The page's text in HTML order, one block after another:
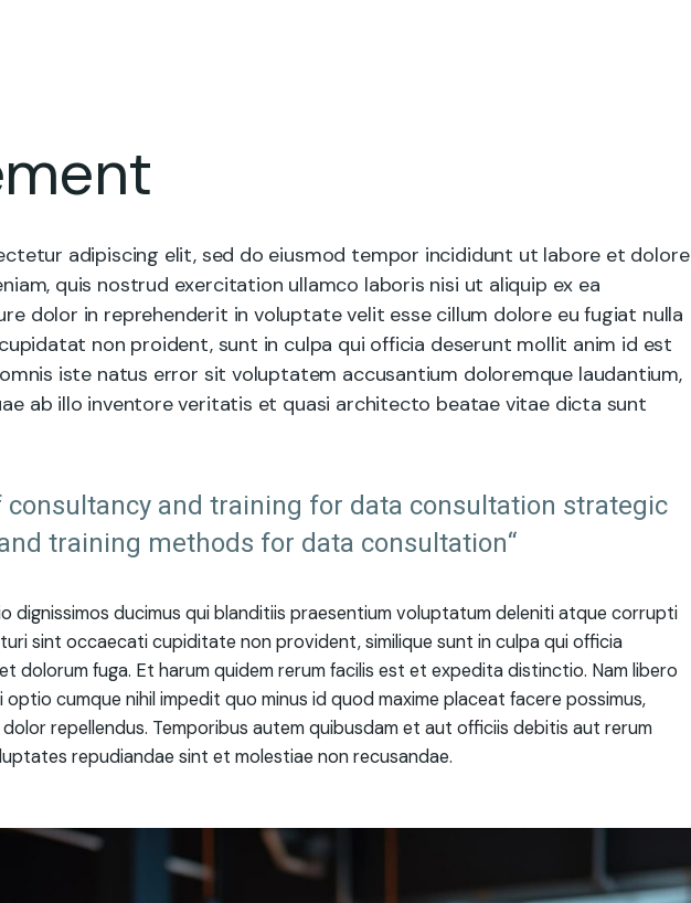
adipiscing elit, sed do eiusmod tempor incididunt ut labore et dolore
quis nostrud exercitation ullamco laboris nisi ut aliquip ex ea
dolor in reprehenderit in voluptate velit esse cillum dolore eu fugiat nulla
non proident, sunt in culpa qui officia deserunt mollit anim id est
iste natus error sit voluptatem accusantium doloremque laudantium,
ab illo inventore veritatis et quasi architecto beatae vitae dicta sunt
and training for data consultation strategic
training methods for data consultation“
dignissimos ducimus qui blanditiis praesentium voluptatum deleniti atque corrupti
sint occaecati cupiditate non provident, similique sunt in culpa qui officia
dolorum fuga. Et harum quidem rerum facilis est et expedita distinctio. Nam libero
cumque nihil impedit quo minus id quod maxime placeat facere possimus,
repellendus. Temporibus autem quibusdam et aut officiis debitis aut rerum
repudiandae sint et molestiae non recusandae.